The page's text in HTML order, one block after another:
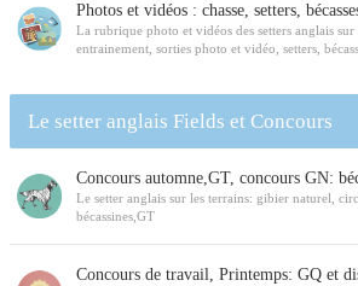
Photos et vidéos : chasse, setters,
La rubrique photo et vidéos des setters anglais sur
entrainement, sorties photo et vidéo, setters,
Le setter anglais Fields et Concours
Concours automne,GT, concours GN:
Le setter anglais sur les terrains: gibier naturel,
bécassines,GT
Concours de travail, Printemps: GQ et